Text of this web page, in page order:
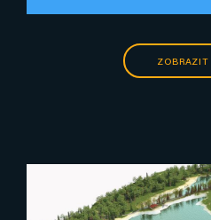
ZOBRAZIT